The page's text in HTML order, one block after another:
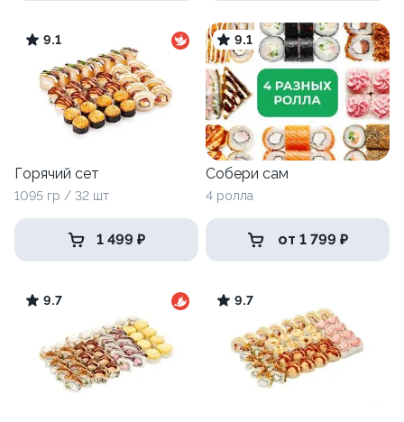
9.1
Горячий сет
1095 гр / 32 шт
1 499 ₽
9.1
Собери сам
4 ролла
от 1 799 ₽
9.7 9.7